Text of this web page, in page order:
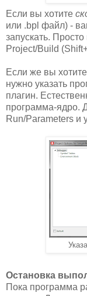
Если вы хотите
или .bpl файл) -
запускать.
Project/Build
Если же вы
нужно указать
плагин.
программа-ядро.
Run/Parameters и
Остановка
Пока программа